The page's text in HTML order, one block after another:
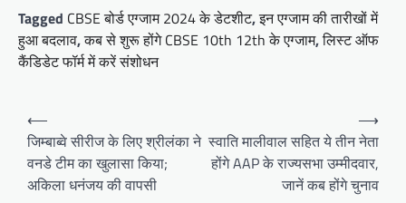
Tagged CBSE बोर्ड एग्जाम 2024 के डेटशीट,इन एग्जाम की तारीखों में
हुआ बदलाव,कब से शुरू होंगे CBSE 10th 12th के एग्जाम,लिस्ट ऑफ
कैंडिडेट फॉर्म में करें संशोधन
Post
navigation
⟵
जिम्बाब्वे सीरीज के लिए श्रीलंका ने
वनडे टीम का खुलासा किया;
अकिला धनंजय की वापसी
स्वाति मालीवाल सहित ये तीन नेता
होंगे AAP के राज्यसभा उम्मीदवार,
जानें कब होंगे चुनाव
⟶